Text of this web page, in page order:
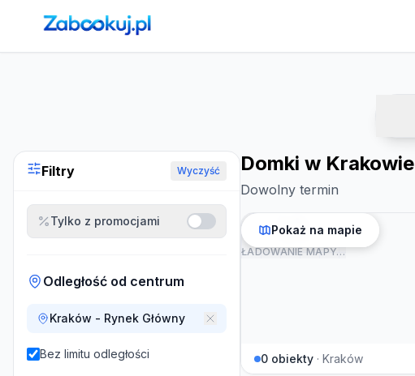
Strona główna ›Noclegi
Filtry Wyczyść
Tylko z promocjami
Odległość od centrum
Kraków - Rynek Główny
Bez limitu odległości
Domki w Krakowie
Dowolny termin
ŁADOWANIE MAPY…
Pokaż na mapie
0 obiekty · Kraków